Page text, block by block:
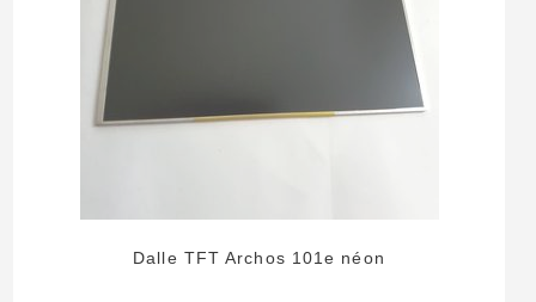
Dalle TFT Archos 101e néon